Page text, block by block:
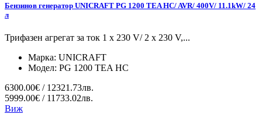
Бензинов генератор UNICRAFT PG 1200 TEA HC/ AVR/ 400V/ 11.1kW/ 24
л
Трифазен агрегат за ток 1 x 230 V/ 2 x 230 V,...
Марка: UNICRAFT
Модел: PG 1200 TEA HC
6300.00€ / 12321.73лв.
5999.00€ / 11733.02лв.
Виж